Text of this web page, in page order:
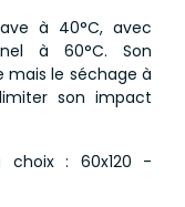
à 40°C, avec
à 60°C. Son
mais le séchage à
son impact
choix : 60x120 -